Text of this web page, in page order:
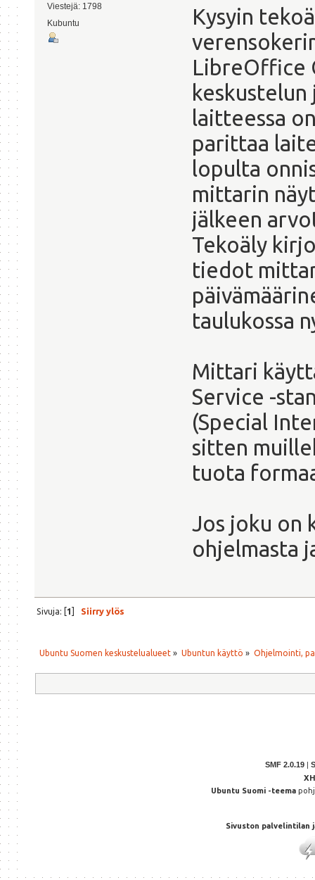
Viestejä: 1798
Kubuntu
Kysyin
LibreOffice
laitteessa
parittaa
lopulta
mittarin
jälkeen
Tekoäly
tiedot
taulukossa
Mittari
Service -
(Special
sitten
tuota
Jos joku on
ohjelmasta
Sivuja: [1] Siirry ylös
Ubuntu Suomen keskustelualueet » Ubuntun käyttö » Ohjelmointi,
SMF 2.0.19 |
Ubuntu Suomi -teema
Sivuston palvelintilan